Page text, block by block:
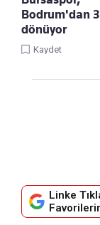
Bodrum'dan
dönüyor
Kaydet
Linke